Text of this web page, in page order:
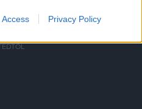
Access Privacy Policy